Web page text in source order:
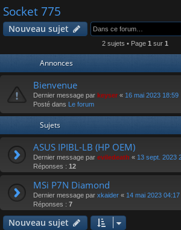
ra
pi
m
s
Socket 775
Nouveau sujet
2 sujets • Page 1 sur 1
Annonces
Bienvenue
Dernier message par keyser « 16 mai 2023 18:59
Posté dans Le forum
Sujets
ASUS IPIBL-LB (HP OEM)
Dernier message par eviledeath « 13 sept. 2023
Réponses : 12
MSi P7N Diamond
Dernier message par xkaider « 14 mai 2023 04:17
Réponses : 7
Nouveau sujet